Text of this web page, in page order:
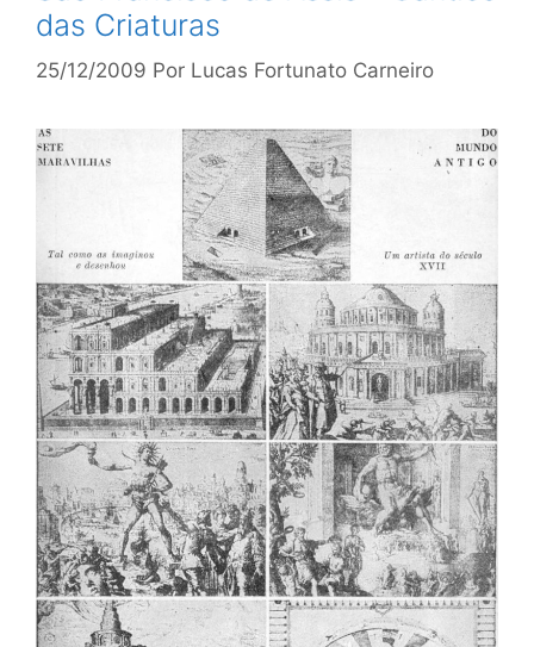
das Criaturas
25/12/2009 Por Lucas Fortunato Carneiro